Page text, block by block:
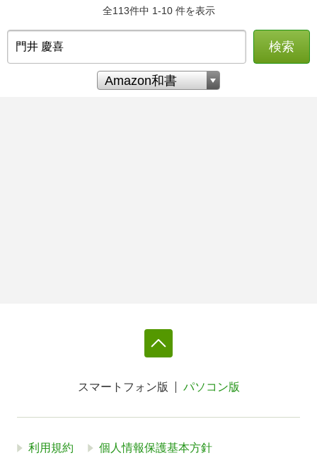
全113件中 1-10 件を表示
検索
スマートフォン版 パソコン版
利用規約 個人情報保護基本方針